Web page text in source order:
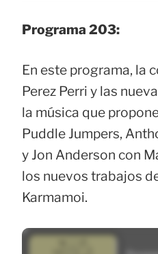
Programa 203:
En este programa, la
Perez Perri y las
la música que
Puddle Jumpers,
y Jon Anderson con
los nuevos trabajos
Karmamoi.